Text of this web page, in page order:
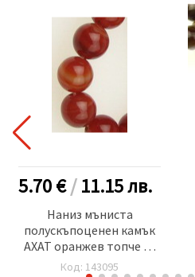
5.70 €/11.15лв.
Наниз мъниста
полускъпоценен камък
АХАТ оранжев топче 12
мм ±40 броя
Код: 143095